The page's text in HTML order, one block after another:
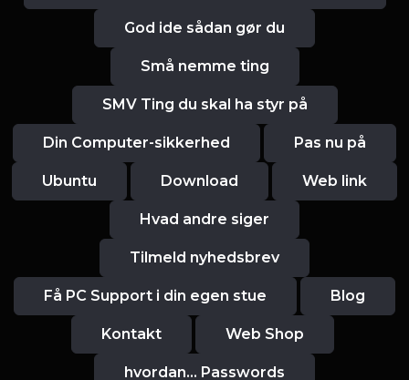
God ide sådan gør du
Små nemme ting
SMV Ting du skal ha styr på
Din Computer-sikkerhed Pas nu på
Ubuntu Download Web link
Hvad andre siger
Tilmeld nyhedsbrev
Få PC Support i din egen stue Blog
Kontakt Web Shop
hvordan... Passwords